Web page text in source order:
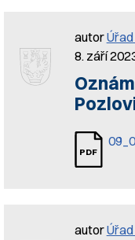
autor
8. září
autor